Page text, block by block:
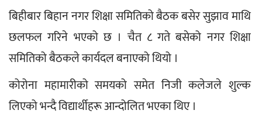
बिहीबार बिहान नगर शिक्षा समितिको बैठक बसेर सुझाव माथि
छलफल गरिने भएको छ । चैत ८ गते बसेको नगर शिक्षा
समितिको बैठकले कार्यदल बनाएको थियो ।
कोरोना महामारीको समयको समेत निजी कलेजले शुल्क
लिएको भन्दै विद्यार्थीहरू आन्दोलित भएका थिए ।